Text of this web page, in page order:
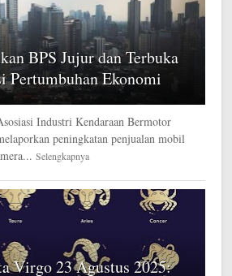
BPS Jujur dan Terbuka
Pertumbuhan Ekonomi
Industri Kendaraan Bermotor
peningkatan penjualan mobil
Selengkapnya
Virgo 23 Agustus 2025: